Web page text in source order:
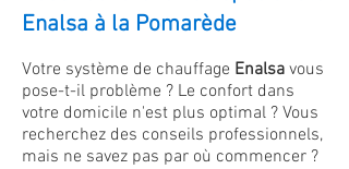
Enalsa à la Pomarède
Votre système de chauffage Enalsa vous
pose-t-il problème ? Le confort dans
votre domicile n'est plus optimal ? Vous
recherchez des conseils professionnels,
mais ne savez pas par où commencer ?